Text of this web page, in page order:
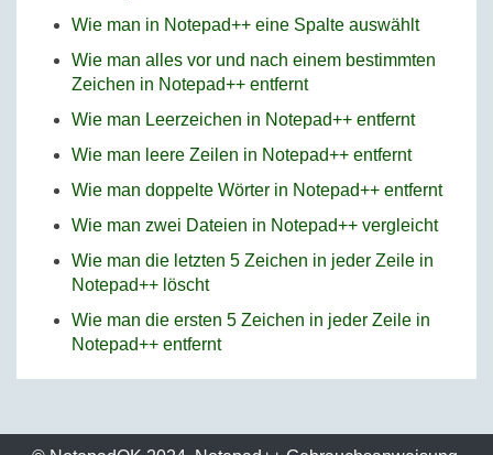
Wie man in Notepad++ eine Spalte auswählt
Wie man alles vor und nach einem bestimmten
Zeichen in Notepad++ entfernt
Wie man Leerzeichen in Notepad++ entfernt
Wie man leere Zeilen in Notepad++ entfernt
Wie man doppelte Wörter in Notepad++ entfernt
Wie man zwei Dateien in Notepad++ vergleicht
Wie man die letzten 5 Zeichen in jeder Zeile in
Notepad++ löscht
Wie man die ersten 5 Zeichen in jeder Zeile in
Notepad++ entfernt